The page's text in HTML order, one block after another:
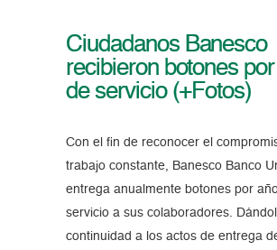
Ciudadanos Banesco
recibieron botones
de servicio (+Fotos)
Con el fin de reconocer el
trabajo constante, Banesco Banco
entrega anualmente botones por
servicio a sus colaboradores.
continuidad a los actos de entrega